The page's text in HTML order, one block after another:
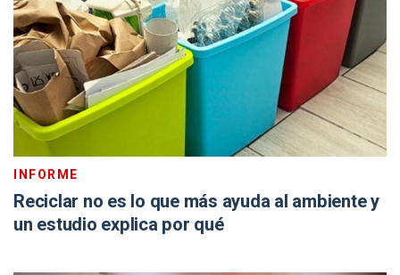
INFORME
Reciclar no es lo que más ayuda al ambiente y
un estudio explica por qué